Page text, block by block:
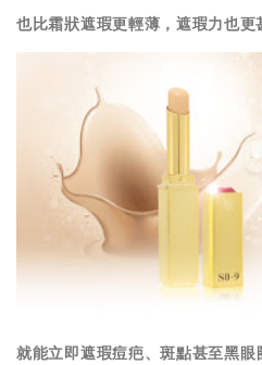
也比霜狀遮瑕更輕薄，遮瑕力也更
就能立即遮瑕痘疤、斑點甚至黑